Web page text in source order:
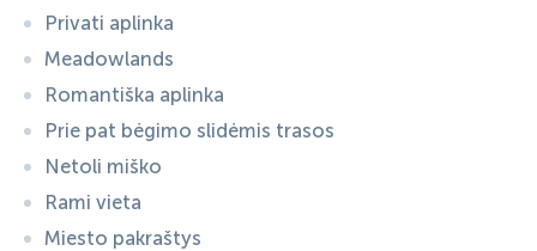
Privati aplinka
Meadowlands
Romantiška aplinka
Prie pat bėgimo slidėmis trasos
Netoli miško
Rami vieta
Miesto pakraštys